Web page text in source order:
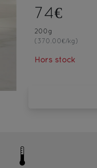
74€
200g
(370.00€/kg)
Hors stock